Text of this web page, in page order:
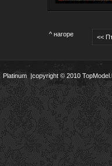
^ нагоре <<
Platinum |copyright © 2010